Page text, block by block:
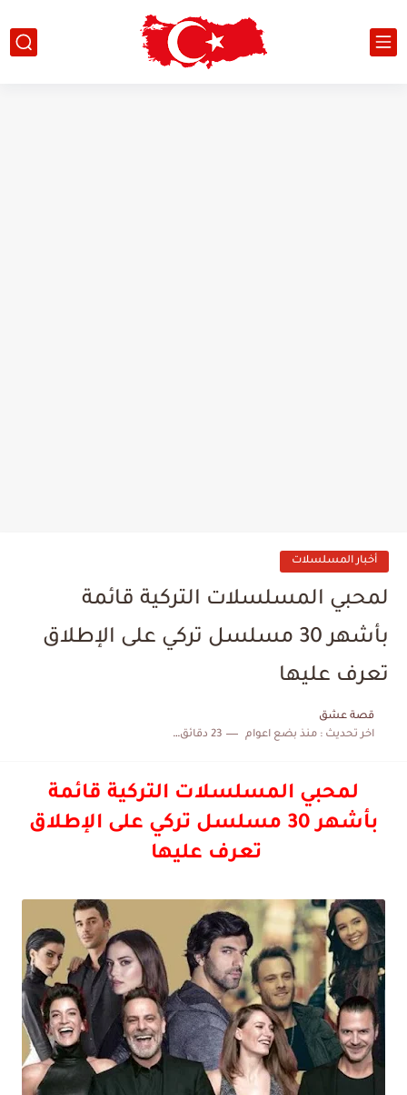
أخبار المسلسلات
لمحبي المسلسلات التركية قائمة
بأشهر 30 مسلسل تركي على الإطلاق
تعرف عليها
قصة عشق
اخر تحديث :منذ بضع اعوام 23 دقائق للقراءة
لمحبي المسلسلات التركية قائمة
بأشهر 30 مسلسل تركي على الإطلاق
تعرف عليها